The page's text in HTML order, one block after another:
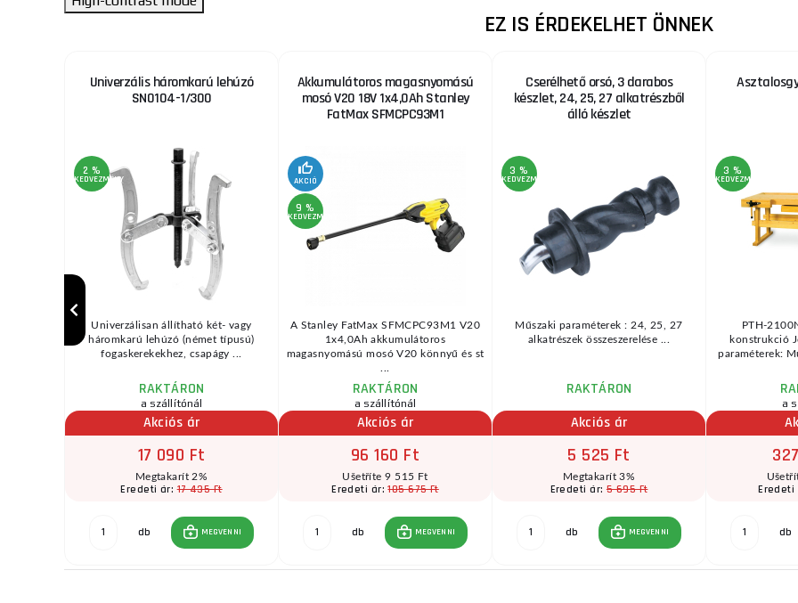
EZ IS ÉRDEKELHET ÖNNEK
Univerzális háromkarú lehúzó
SN0104-1/300
2 %
KEDVEZMÉNY
Univerzálisan állítható két- vagy
háromkarú lehúzó (német típusú)
fogaskerekekhez, csapágy ...
RAKTÁRON
a szállítónál
Akciós ár
17 090 Ft
Megtakarít 2%
Eredeti ár:17 435 Ft
db MEGVENNI
Akkumulátoros magasnyomású
mosó V20 18V 1x4,0Ah Stanley
FatMax SFMCPC93M1
AKCIÓ
9 %
KEDVEZMÉNY
A Stanley FatMax SFMCPC93M1 V20
1x4,0Ah akkumulátoros
magasnyomású mosó V20 könnyű és st
RAKTÁRON
a szállítónál
Akciós ár
96 160 Ft
Ušetříte 9 515 Ft
Eredeti ár:105 675 Ft
db MEGVENNI
Cserélhető orsó, 3 darabos
készlet, 24, 25, 27 alkatrészből
álló készlet
3 %
KEDVEZMÉNY
Műszaki paraméterek : 24, 25, 27
alkatrészek összeszerelése ...
RAKTÁRON
Akciós ár
5 525 Ft
Megtakarít 3%
Eredeti ár:5 695 Ft
db MEGVENNI
3 %
KEDVEZMÉNY
PTH-
konstrukció
paraméterek:
a
db